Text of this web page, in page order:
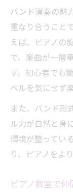
ピア
れ
ピア
演奏力と
ピア
方法
音楽
ピア
バン
ピアノ
グループ
バンド演奏の魅
重なり合うこと
えば、ピアノの
で、楽曲が一層
す。初心者でも
ベルを気にせず
また、バンド形
ル力が自然と身
環境が整ってい
り、ピアノをよ
ピアノ教室で